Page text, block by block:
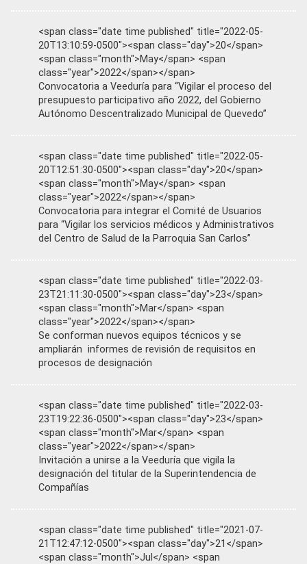
<span class="date time published" title="2022-05-
20T13:10:59-0500"><span class="day">20</span>
<span class="month">May</span> <span
class="year">2022</span></span>
Convocatoria a Veeduría para “Vigilar el proceso del
presupuesto participativo año 2022, del Gobierno
Autónomo Descentralizado Municipal de Quevedo”
<span class="date time published" title="2022-05-
20T12:51:30-0500"><span class="day">20</span>
<span class="month">May</span> <span
class="year">2022</span></span>
Convocatoria para integrar el Comité de Usuarios
para “Vigilar los servicios médicos y Administrativos
del Centro de Salud de la Parroquia San Carlos”
<span class="date time published" title="2022-03-
23T21:11:30-0500"><span class="day">23</span>
<span class="month">Mar</span> <span
class="year">2022</span></span>
Se conforman nuevos equipos técnicos y se
ampliarán informes de revisión de requisitos en
procesos de designación
<span class="date time published" title="2022-03-
23T19:22:36-0500"><span class="day">23</span>
<span class="month">Mar</span> <span
class="year">2022</span></span>
Invitación a unirse a la Veeduría que vigila la
designación del titular de la Superintendencia de
Compañías
<span class="date time published" title="2021-07-
21T12:47:12-0500"><span class="day">21</span>
<span class="month">Jul</span> <span